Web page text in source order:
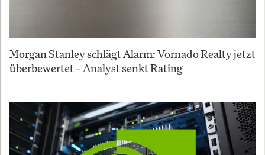
Morgan Stanley schlägt Alarm: Vornado Realty jetzt
überbewertet – Analyst senkt Rating